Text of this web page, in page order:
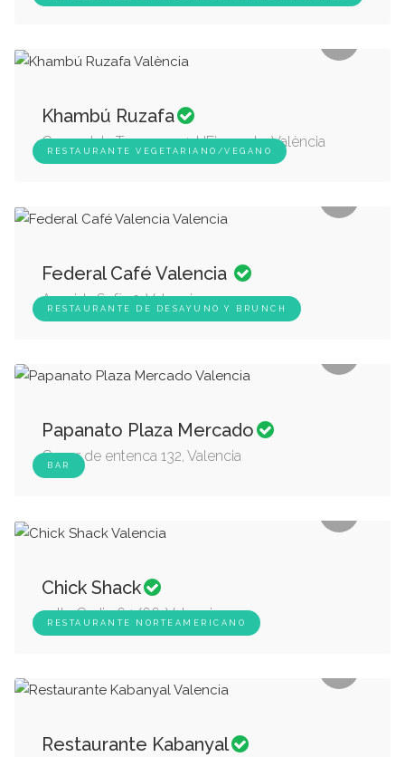
RESTAURANTE VEGETARIANO/VEGANO
Khambú Ruzafa
Carrer dels Tomasos, 4, L'Eixample, València
RESTAURANTE DE DESAYUNO Y BRUNCH
Federal Café Valencia
Avenida Sofía 3, Valencia
BAR
Papanato Plaza Mercado
Carrer de entenca 132, Valencia
RESTAURANTE NORTEAMERICANO
Chick Shack
calle Cadiz 64/66, Valencia
Restaurante Kabanyal